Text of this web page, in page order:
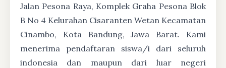
Jalan Pesona Raya, Komplek Graha Pesona Blok
B No 4 Kelurahan Cisaranten Wetan Kecamatan
Cinambo, Kota Bandung, Jawa Barat. Kami
menerima pendaftaran siswa/i dari seluruh
indonesia dan maupun dari luar negeri